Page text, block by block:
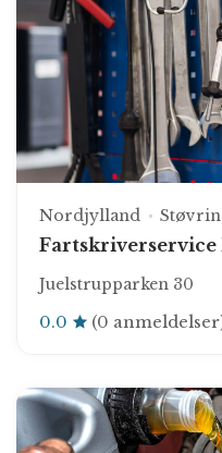
Nordjylland
Fartskriverservice
Juelstrupparken 30
0.0 (0